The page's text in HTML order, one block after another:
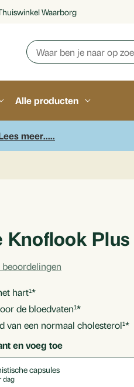
Waarborg
Alle producten
meer.....
Knoflook Plus
beoordelingen
hart¹*
de bloedvaten¹*
van een normaal cholesterol¹*
en voeg toe
capsules
dag